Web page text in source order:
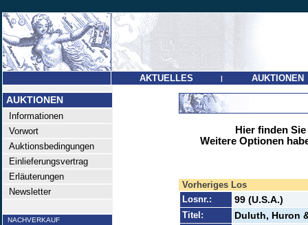
AKTUELLES | AUKTIONEN
AUKTIONEN
Informationen
Vorwort
Auktionsbedingungen
Einlieferungsvertrag
Erläuterungen
Newsletter
NACHVERKAUF
Hier finden
Weitere Optionen
Vorheriges Los
Losnr.:
99 (U.S.A.)
Titel: Duluth, Huron